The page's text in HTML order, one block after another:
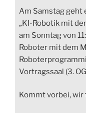
Am Samstag geht
„KI-Robotik mit
am Sonntag von
Roboter mit dem
Vortragssaal (3.
Kommt vorbei, wir